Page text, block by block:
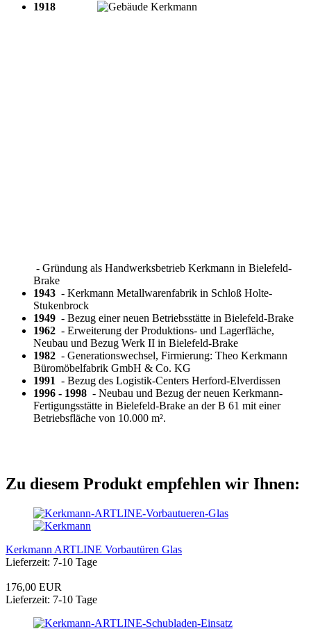
1918
- Gründung als Handwerksbetrieb Kerkmann in Bielefeld-
Brake
1943 - Kerkmann Metallwarenfabrik in Schloß Holte-
Stukenbrock
1949 - Bezug einer neuen Betriebsstätte in Bielefeld-Brake
1962 - Erweiterung der Produktions- und Lagerfläche,
Neubau und Bezug Werk II in Bielefeld-Brake
1982 - Generationswechsel, Firmierung: Theo Kerkmann
Büromöbelfabrik GmbH & Co. KG
1991 - Bezug des Logistik-Centers Herford-Elverdissen
1996 - 1998 - Neubau und Bezug der neuen Kerkmann-
Fertigungsstätte in Bielefeld-Brake an der B 61 mit einer
Betriebsfläche von 10.000 m².
Zu diesem Produkt empfehlen wir Ihnen:
Kerkmann ARTLINE Vorbautüren Glas
Lieferzeit: 7-10 Tage
176,00 EUR
Lieferzeit: 7-10 Tage